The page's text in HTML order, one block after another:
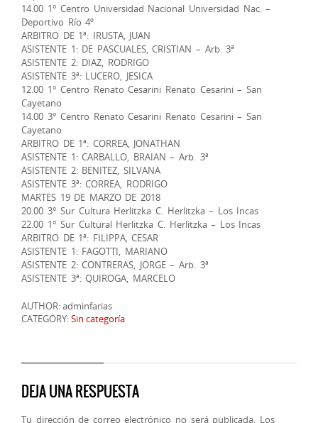
14.00 1° Centro Universidad Nacional Universidad Nac. –
Deportivo Río 4º
ARBITRO DE 1ª: IRUSTA, JUAN
ASISTENTE 1: DE PASCUALES, CRISTIAN – Arb. 3ª
ASISTENTE 2: DIAZ, RODRIGO
ASISTENTE 3ª: LUCERO, JESICA
12.00 1° Centro Renato Cesarini Renato Cesarini – San
Cayetano
14.00 3° Centro Renato Cesarini Renato Cesarini – San
Cayetano
ARBITRO DE 1ª: CORREA, JONATHAN
ASISTENTE 1: CARBALLO, BRAIAN – Arb. 3ª
ASISTENTE 2: BENITEZ, SILVANA
ASISTENTE 3ª: CORREA, RODRIGO
MARTES 19 DE MARZO DE 2018
20.00 3° Sur Cultura Herlitzka C. Herlitzka – Los Incas
22.00 1° Sur Cultural Herlitzka C. Herlitzka – Los Incas
ARBITRO DE 1ª: FILIPPA, CESAR
ASISTENTE 1: FAGOTTI, MARIANO
ASISTENTE 2: CONTRERAS, JORGE – Arb. 3ª
ASISTENTE 3ª: QUIROGA, MARCELO
AUTHOR: adminfarias
CATEGORY:Sin categoría
DEJA UNA RESPUESTA
Tu dirección de correo electrónico no será publicada. Los